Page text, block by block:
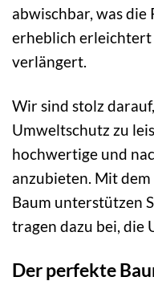
abwischbar, was die
erheblich erleichtert
verlängert.
Wir sind stolz
Umweltschutz zu
hochwertige und
anzubieten. Mit
Baum unterstützen
tragen dazu bei, die
Der perfekte